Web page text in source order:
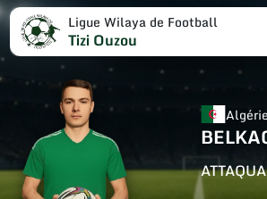
Ligue Wilaya de Football
Tizi Ouzou
Algérie